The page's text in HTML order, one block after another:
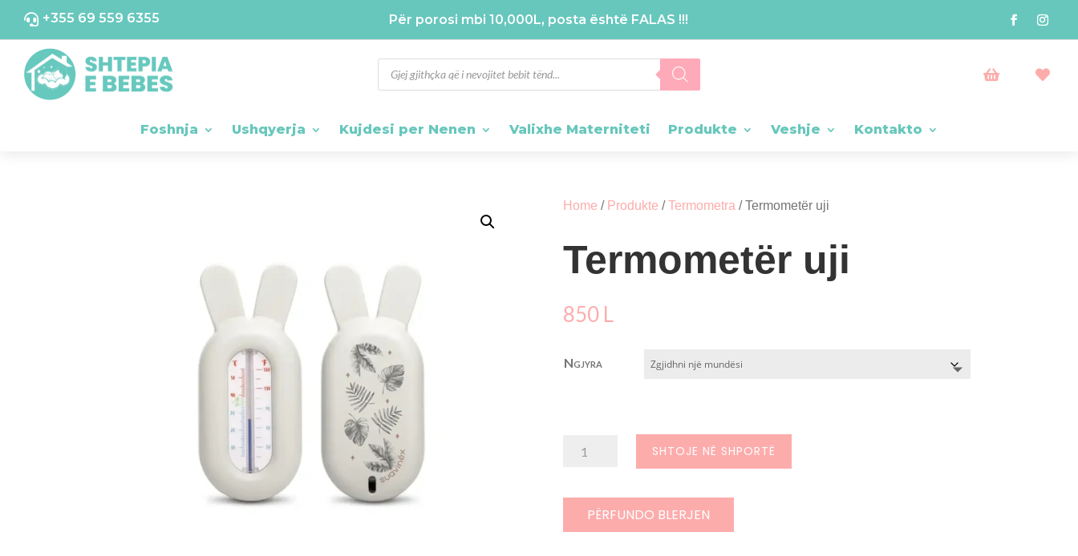
 +355 69 559 6355 Për porosi mbi 10,000L, posta është FALAS !!!
Products
search
 
Foshnja Ushqyerja Kujdesi per Nenen Valixhe Materniteti Produkte Veshje Kontakto
Home / Produkte /Termometra / Termometër uji
Termometër uji
850 L
Ngjyra
SHTOJE NË SHPORTË
PËRFUNDO BLERJEN